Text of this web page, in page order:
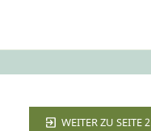
Kohlen nachzulegen!
WEITER ZU SEITE 2